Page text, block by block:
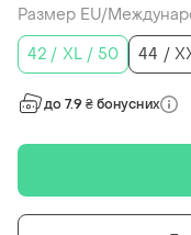
Размер EU/
42 / XL / 50
44 /
до 7.9 ₴ бонусних